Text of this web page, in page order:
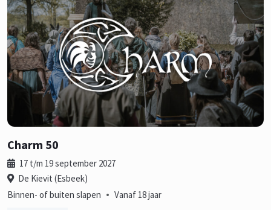
Charm 50
17 t/m 19 september 2027
De Kievit (Esbeek)
Binnen- of buiten slapen • Vanaf 18 jaar